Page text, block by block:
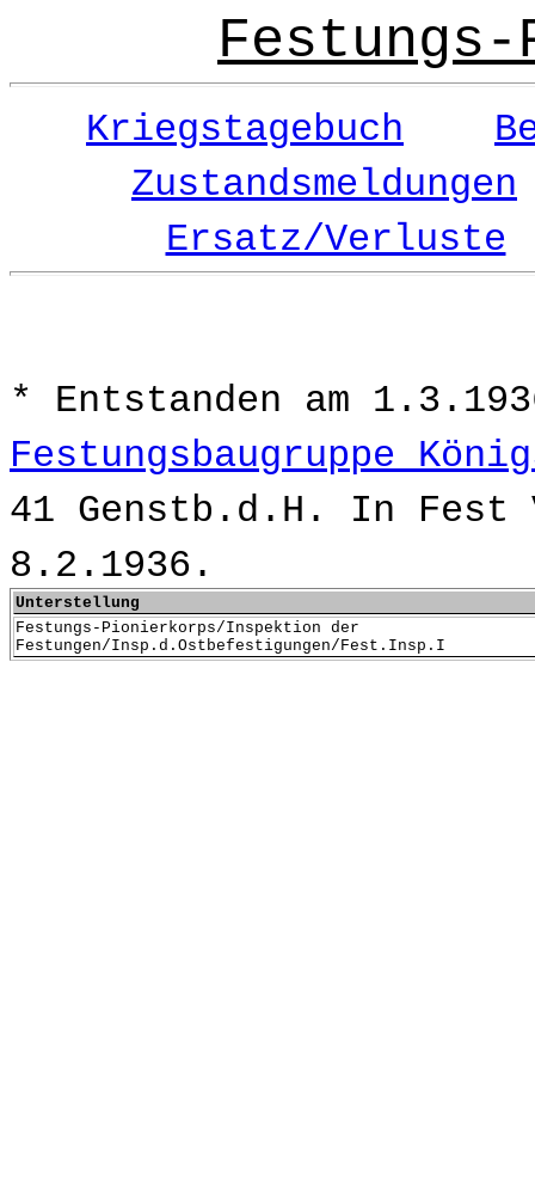
Kriegstagebuch
Zustandsmeldungen
Ersatz/Verluste
* Entstanden am
Festungsbaugruppe
41 Genstb.d.H. In Fest
8.2.1936.
Unterstellung
Festungs-Pionierkorps/Inspektion der
Festungen/Insp.d.Ostbefestigungen/Fest.Insp.I